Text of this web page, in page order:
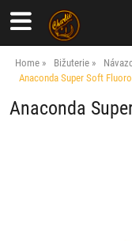
Home Bižuterie
Anaconda Super Soft
Anaconda